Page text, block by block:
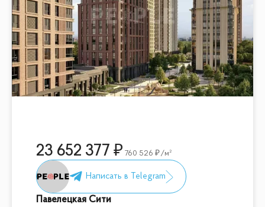
23 652 377 760 526 /м²
Павелецкая Сити